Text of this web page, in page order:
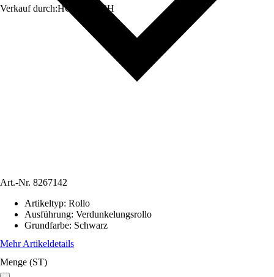
Verkauf durch:HORNBACH
Art.-Nr. 8267142
Artikeltyp: Rollo
Ausführung: Verdunkelungsrollo
Grundfarbe: Schwarz
Mehr Artikeldetails
Menge (ST)